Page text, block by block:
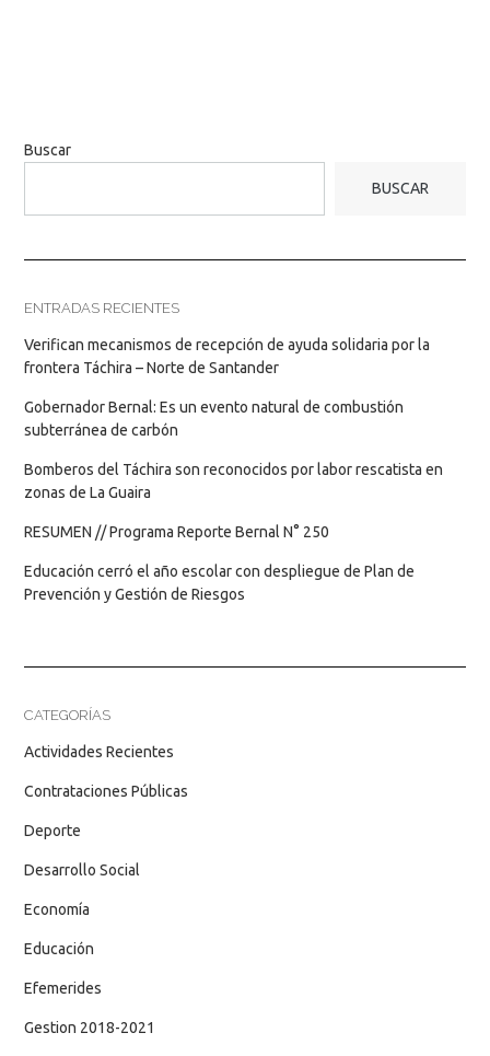
Buscar
BUSCAR
ENTRADAS RECIENTES
Verifican mecanismos de recepción de ayuda solidaria por la
frontera Táchira – Norte de Santander
Gobernador Bernal: Es un evento natural de combustión
subterránea de carbón
Bomberos del Táchira son reconocidos por labor rescatista en
zonas de La Guaira
RESUMEN // Programa Reporte Bernal N° 250
Educación cerró el año escolar con despliegue de Plan de
Prevención y Gestión de Riesgos
CATEGORÍAS
Actividades Recientes
Contrataciones Públicas
Deporte
Desarrollo Social
Economía
Educación
Efemerides
Gestion 2018-2021